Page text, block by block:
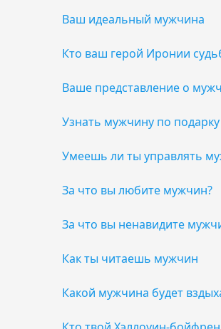
Ваш идеальный мужчина
Кто ваш герой Иронии
Ваше представление о
Узнать мужчину по подарку
Умеешь ли ты управлять
За что вы любите мужчин?
За что вы ненавидите
Как ты читаешь мужчин
Какой мужчина будет